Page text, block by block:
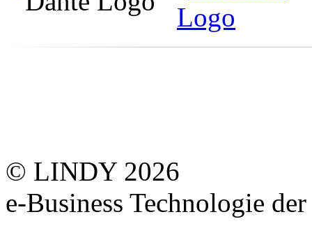
© LINDY 2026
e-Business Technologie